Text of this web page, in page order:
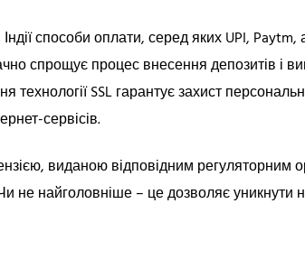
способи оплати, серед яких UPI, Paytm,
спрощує процес внесення депозитів і
технології SSL гарантує захист
сервісів.
виданою відповідним регуляторним
не найголовніше – це дозволяє уникнути